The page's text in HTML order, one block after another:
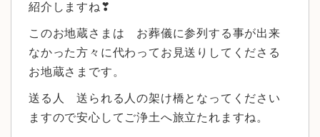
紹介しますね❣
このお地蔵さまは お葬儀に参列する事が出来
なかった方々に代わってお見送りしてくださる
お地蔵さまです。
送る人 送られる人の架け橋となってください
ますので安心してご浄土へ旅立たれますね。